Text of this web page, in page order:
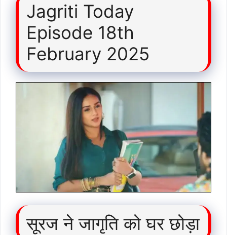
Jagriti Today
Episode 18th
February 2025
सूरज ने जागृति को घर छोड़ा